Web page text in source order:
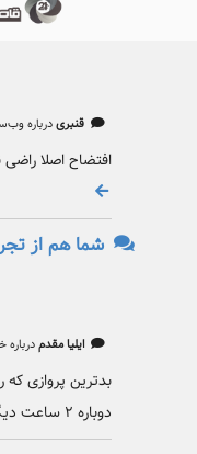
قنبریدرباره
افتضاح اصلا راضی نبودم،۲ بار گرفتم
شما هم از
ایلیا مقدم
دوباره ۲ ساعت دیگه تاخیر خورد.